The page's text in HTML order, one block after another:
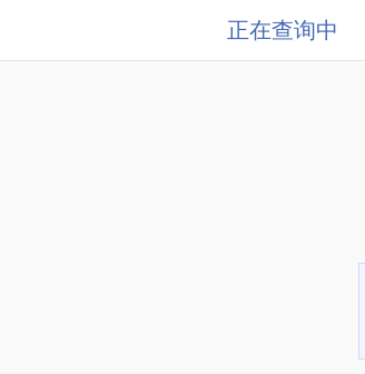
正在查询中